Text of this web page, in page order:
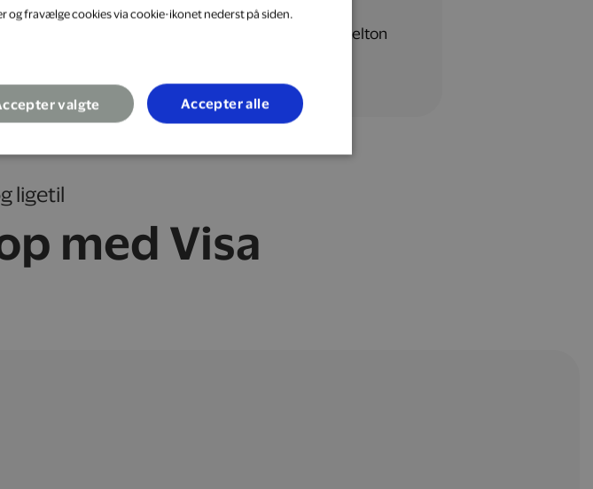
ligetil
med Visa
og fravælge cookies via cookie-ikonet nederst på siden.
Accepter alle
valgte